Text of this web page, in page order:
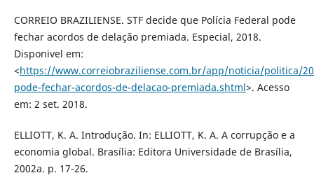
CORREIO BRAZILIENSE. STF decide que Polícia Federal pode
fechar acordos de delação premiada. Especial, 2018.
Disponivel em:
<https://www.correiobraziliense.com.br/app/noticia/politica/
pode-fechar-acordos-de-delacao-premiada.shtml>. Acesso
em: 2 set. 2018.
ELLIOTT, K. A. Introdução. In: ELLIOTT, K. A. A corrupção e a
economia global. Brasília: Editora Universidade de Brasília,
2002a. p. 17-26.